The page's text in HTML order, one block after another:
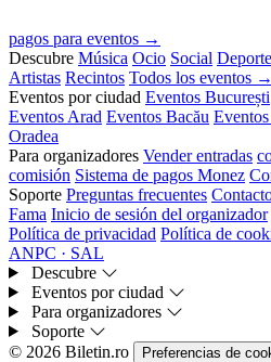
pagos para eventos →
Descubre Música Ocio Social Deporte
Artistas Recintos Todos los eventos →
Eventos por ciudad Eventos București
Eventos Arad Eventos Bacău
Oradea
Para organizadores Vender entradas
comisión Sistema de pagos Monez
Soporte Preguntas frecuentes
Fama Inicio de sesión del organizador
Política de privacidad Política de
ANPC · SAL
Descubre
Eventos por ciudad
Para organizadores
Soporte
© 2026 Biletin.ro
Preferencias de